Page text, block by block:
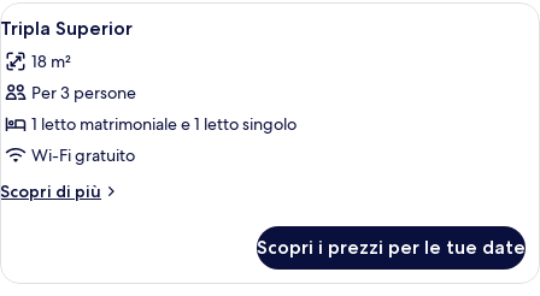
Apri
tutte
le
foto
per
Tripla
Superior
Una camera d'albergo con un letto,
5
Tripla Superior
18 m²
Per 3 persone
1 letto matrimoniale e 1 letto singolo
Wi-Fi gratuito
Scopri di più
Altri
Superior
Scopri i prezzi per le tue date